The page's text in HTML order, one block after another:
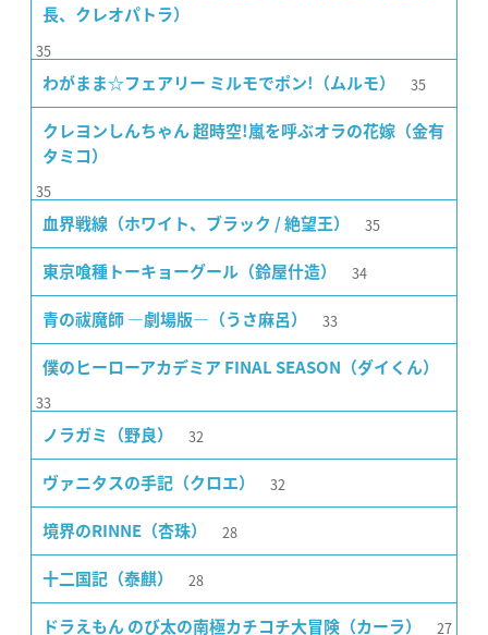
長、クレオパトラ）
35
わがまま☆フェアリー ミルモでポン!（ムルモ） 35
クレヨンしんちゃん 超時空!嵐を呼ぶオラの花嫁（金有
タミコ）
35
血界戦線（ホワイト、ブラック / 絶望王） 35
東京喰種トーキョーグール（鈴屋什造） 34
青の祓魔師 ―劇場版―（うさ麻呂） 33
僕のヒーローアカデミア FINAL SEASON（ダイくん）
33
ノラガミ（野良） 32
ヴァニタスの手記（クロエ） 32
境界のRINNE（杏珠） 28
十二国記（泰麒） 28
ドラえもん のび太の南極カチコチ大冒険（カーラ） 27